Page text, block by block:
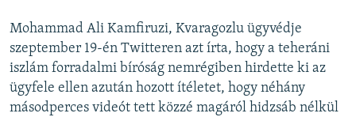
Mohammad Ali Kamfiruzi, Kvaragozlu ügyvédje
szeptember 19-én Twitteren azt írta, hogy a teheráni
iszlám forradalmi bíróság nemrégiben hirdette ki az
ügyfele ellen azután hozott ítéletet, hogy néhány
másodperces videót tett közzé magáról hidzsáb nélkül